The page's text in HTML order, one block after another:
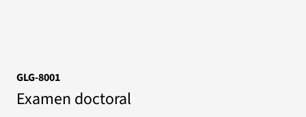
GLG-8001
Examen doctoral